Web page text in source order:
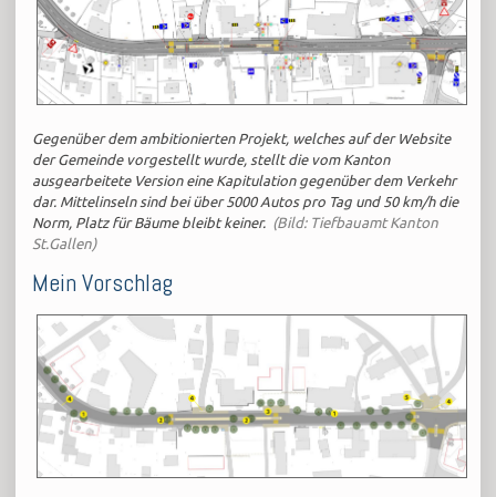
Gegenüber dem ambitionierten Projekt, welches auf der Website
der Gemeinde vorgestellt wurde, stellt die vom Kanton
ausgearbeitete Version eine Kapitulation gegenüber dem Verkehr
dar. Mittelinseln sind bei über 5000 Autos pro Tag und 50 km/h die
Norm, Platz für Bäume bleibt keiner. (Bild: Tiefbauamt Kanton
St.Gallen)
Mein Vorschlag